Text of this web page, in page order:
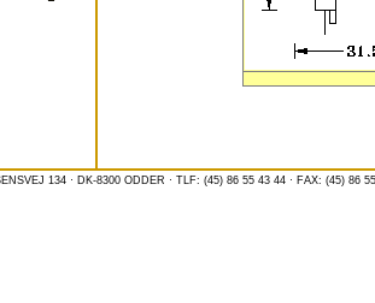
134 · DK-8300 ODDER · TLF: (45) 86 55 43 44 · FAX: (45) 86